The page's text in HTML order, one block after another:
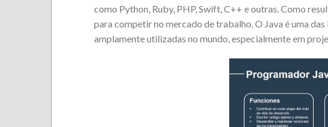
como Python, Ruby, PHP, Swift, C++ e outras. Como
para competir no mercado de trabalho. O Java é uma
amplamente utilizadas no mundo, especialmente em